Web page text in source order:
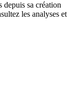
sa création
les analyses et